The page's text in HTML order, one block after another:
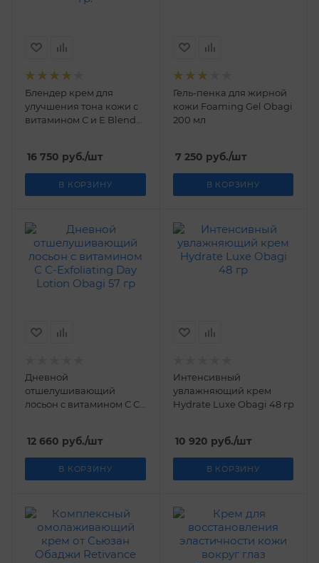
Блендер крем для
улучшения тона кожи с
витамином С и Е Blend
16 750 руб./шт
В КОРЗИНУ
Гель-пенка для жирной
кожи Foaming Gel Obagi
200 мл
7 250 руб./шт
В КОРЗИНУ
Дневной
отшелушивающий
лосьон с витамином С С-
12 660 руб./шт
В КОРЗИНУ
Интенсивный
увлажняющий крем
Hydrate Luxe Obagi 48 гр
10 920 руб./шт
В КОРЗИНУ